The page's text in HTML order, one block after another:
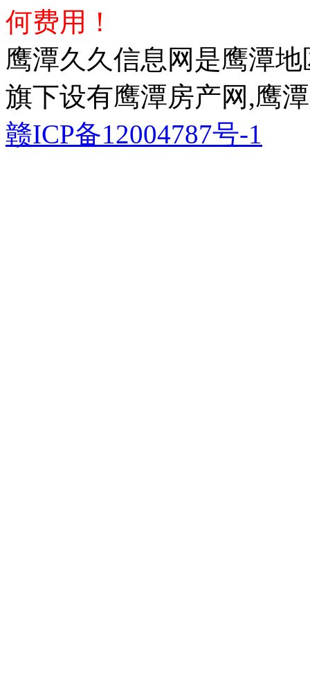
何费用！
鹰潭久久信息网是鹰潭
旗下设有鹰潭房产网,鹰
赣ICP备12004787号-1